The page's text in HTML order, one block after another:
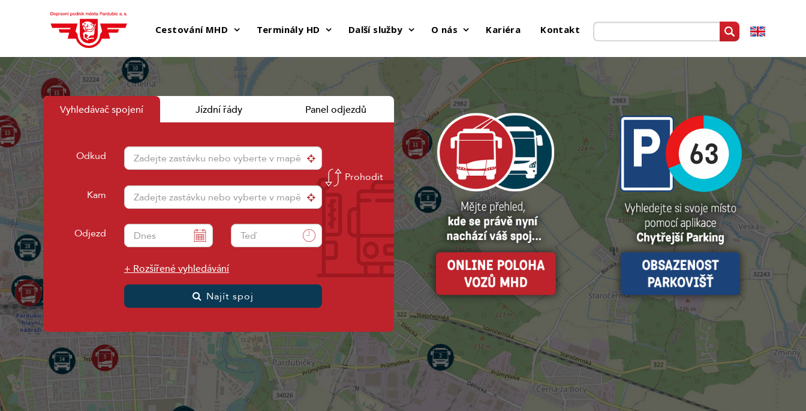
Cestování MHD Terminály HD Další služby O nás Kariéra Kontakt
Vyhledávač spojení Jízdní řády Panel odjezdů
Odkud
Prohodit
Kam
Odjezd
+ Rozšířené vyhledávání
Najít spoj